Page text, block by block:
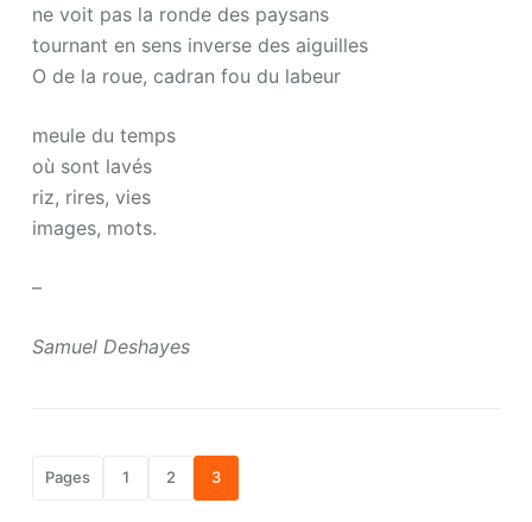
ne voit pas la ronde des paysans
tournant en sens inverse des aiguilles
O de la roue, cadran fou du labeur
meule du temps
où sont lavés
riz, rires, vies
images, mots.
–
Samuel Deshayes
Pages 1 2 3